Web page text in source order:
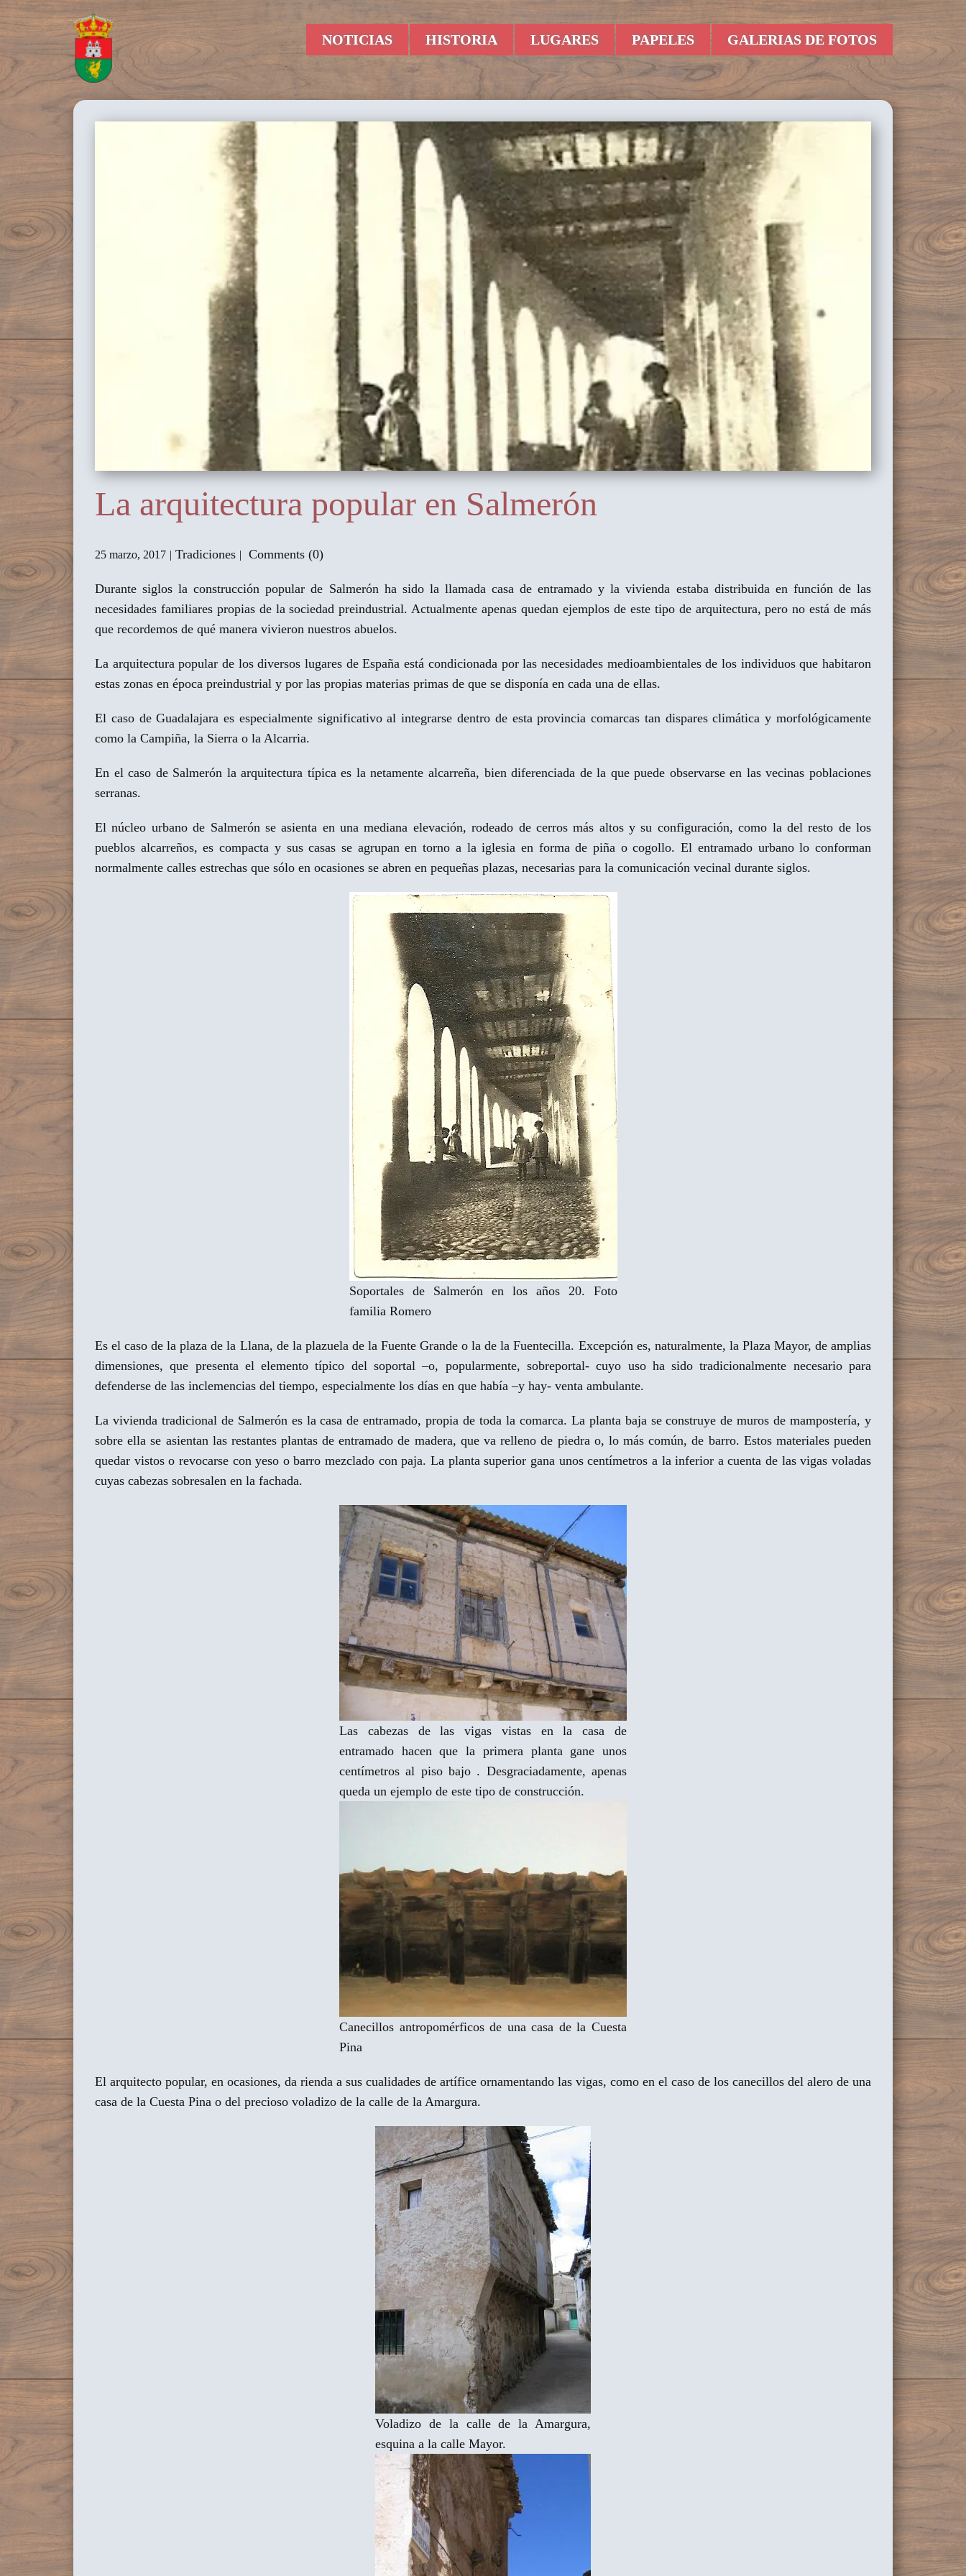
NOTICIAS HISTORIA LUGARES PAPELES GALERIAS DE FOTOS
La arquitectura popular en Salmerón
25 marzo, 2017 Tradiciones Comments (0)
Durante siglos la construcción popular de Salmerón ha sido la llamada casa de entramado y la vivienda estaba distribuida en función de las
necesidades familiares propias de la sociedad preindustrial. Actualmente apenas quedan ejemplos de este tipo de arquitectura, pero no está de más
que recordemos de qué manera vivieron nuestros abuelos.
La arquitectura popular de los diversos lugares de España está condicionada por las necesidades medioambientales de los individuos que habitaron
estas zonas en época preindustrial y por las propias materias primas de que se disponía en cada una de ellas.
El caso de Guadalajara es especialmente significativo al integrarse dentro de esta provincia comarcas tan dispares climática y morfológicamente
como la Campiña, la Sierra o la Alcarria.
En el caso de Salmerón la arquitectura típica es la netamente alcarreña, bien diferenciada de la que puede observarse en las vecinas poblaciones
serranas.
El núcleo urbano de Salmerón se asienta en una mediana elevación, rodeado de cerros más altos y su configuración, como la del resto de los
pueblos alcarreños, es compacta y sus casas se agrupan en torno a la iglesia en forma de piña o cogollo. El entramado urbano lo conforman
normalmente calles estrechas que sólo en ocasiones se abren en pequeñas plazas, necesarias para la comunicación vecinal durante siglos.
Soportales de Salmerón en los años 20. Foto
familia Romero
Es el caso de la plaza de la Llana, de la plazuela de la Fuente Grande o la de la Fuentecilla. Excepción es, naturalmente, la Plaza Mayor, de amplias
dimensiones, que presenta el elemento típico del soportal –o, popularmente, sobreportal- cuyo uso ha sido tradicionalmente necesario para
defenderse de las inclemencias del tiempo, especialmente los días en que había –y hay- venta ambulante.
La vivienda tradicional de Salmerón es la casa de entramado, propia de toda la comarca. La planta baja se construye de muros de mampostería, y
sobre ella se asientan las restantes plantas de entramado de madera, que va relleno de piedra o, lo más común, de barro. Estos materiales pueden
quedar vistos o revocarse con yeso o barro mezclado con paja. La planta superior gana unos centímetros a la inferior a cuenta de las vigas voladas
cuyas cabezas sobresalen en la fachada.
Las cabezas de las vigas vistas en la casa de
entramado hacen que la primera planta gane unos
centímetros al piso bajo . Desgraciadamente, apenas
queda un ejemplo de este tipo de construcción.
Canecillos antropomérficos de una casa de la Cuesta
Pina
El arquitecto popular, en ocasiones, da rienda a sus cualidades de artífice ornamentando las vigas, como en el caso de los canecillos del alero de una
casa de la Cuesta Pina o del precioso voladizo de la calle de la Amargura.
Voladizo de la calle de la Amargura,
esquina a la calle Mayor.